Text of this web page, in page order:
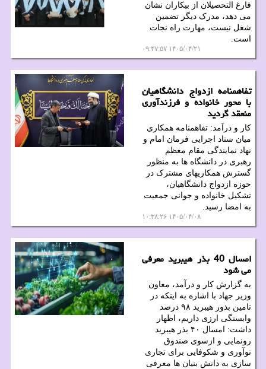
فارغ التحصیلان از بیکاران نشان
می دهد، مدرک دیگر تضمین
شغل نیست، مهارت راه نجات
است.
۱۴۰۵/۰۴/۲۱ ۰۹:۴۷:۵۷
تفاهمنامه ازدواج دانشگاهیان
با محور خانواده و فرزندآوری
منعقد گردید
کار و درآمد: تفاهمنامه همکاری
میان ستاد اجرایی فرمان امام و
نهاد نمایندگی مقام معظم
رهبری در دانشگاه ها به منظور
گسترش همکاریهای مشترک در
حوزه ازدواج دانشگاهیان،
تشکیل خانواده و جوانی جمعیت
به امضا رسید.
۱۴۰۵/۰۴/۰۸ ۱۰:۳۸:۲۶
امسال 40 بذر هیبرید معرفی
می شود
به گزارش کار و درآمد، معاون
وزیر جهاد با اشاره به اینکه در
تامین بذور هیبرید ۹۸ درصد
وابستگی ارزی داریم، اظهار
داشت: امسال ۴۰ بذر هیبرید
رونمایی و ازسوی صندوق
نوآوری و شکوفایی برای تجاری
سازی به دانش بنیان ها معرفی